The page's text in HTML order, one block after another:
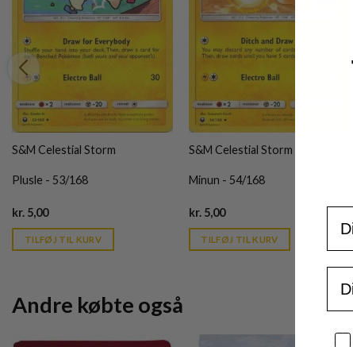
S&M Celestial Storm
Plusle - 53/168
kr. 5,00Current
is:
kr. 39,95.
TILFØJ TIL KURV
S&M Celestial Storm
Minun - 54/168
kr.5,00Current
is:
kr. 39,95.
TILFØJ TIL KURV
Andre købte også